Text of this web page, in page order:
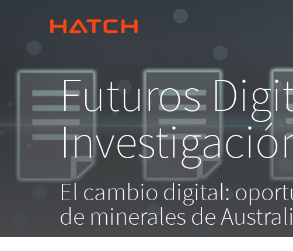
Futuros
El cambio digital:
de minerales de